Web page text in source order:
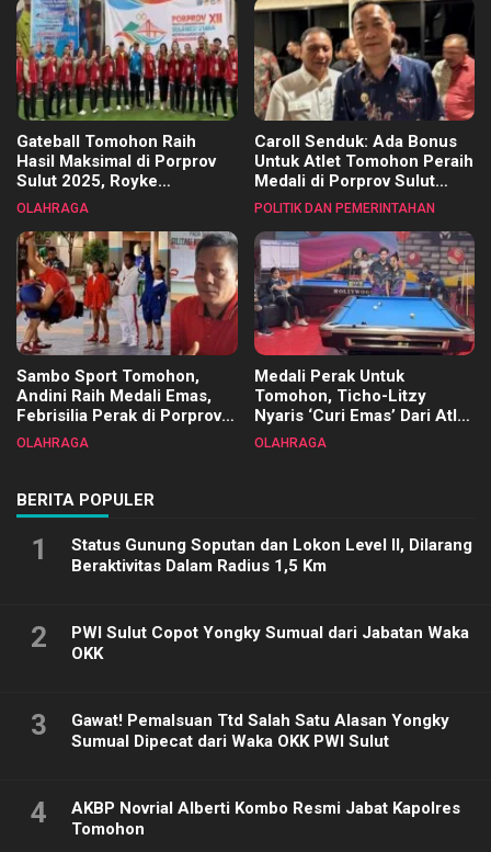
Gateball Tomohon Raih
Hasil Maksimal di Porprov
Sulut 2025, Royke
Tangkawarouw Ucapkan
OLAHRAGA
Caroll Senduk: Ada Bonus
Untuk Atlet Tomohon Peraih
Medali di Porprov Sulut
2025
POLITIK DAN PEMERINTAHAN
Sambo Sport Tomohon,
Andini Raih Medali Emas,
Febrisilia Perak di Porprov
Sulut 2025
OLAHRAGA
Medali Perak Untuk
Tomohon, Ticho-Litzy
Nyaris ‘Curi Emas’ Dari Atlet
Biliar PON di Porprov Sulut
OLAHRAGA
BERITA POPULER
1
Status Gunung Soputan dan Lokon Level II, Dilarang
Beraktivitas Dalam Radius 1,5 Km
2
PWI Sulut Copot Yongky Sumual dari Jabatan Waka
OKK
3
Gawat! Pemalsuan Ttd Salah Satu Alasan Yongky
Sumual Dipecat dari Waka OKK PWI Sulut
4
AKBP Novrial Alberti Kombo Resmi Jabat Kapolres
Tomohon